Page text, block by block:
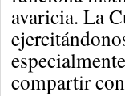
avaricia. La
compartir